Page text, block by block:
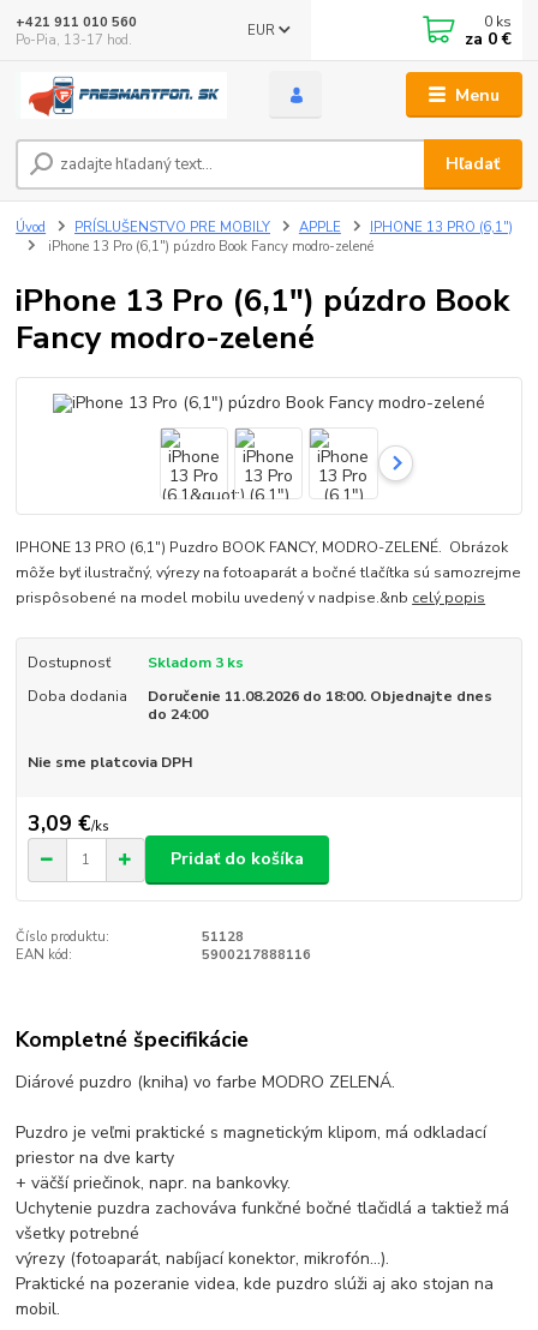
Menu
EUR
Hľadať
+421 911 010 560
Po-Pia, 13-17 hod.
0 ks
za 0 €
Úvod PRÍSLUŠENSTVO PRE MOBILY APPLE
IPHONE 13 PRO (6,1")
iPhone 13 Pro (6,1") púzdro Book Fancy modro-zelené
iPhone 13 Pro (6,1") púzdro Book
Fancy modro-zelené
IPHONE 13 PRO (6,1") Puzdro BOOK FANCY, MODRO-ZELENÉ. Obrázok
môže byť ilustračný, výrezy na fotoaparát a bočné tlačítka sú samozrejme
prispôsobené na model mobilu uvedený v nadpise.&nb celý popis
Dostupnosť
Skladom 3 ks
Doba dodania
Doručenie 11.08.2026 do 18:00. Objednajte dnes
do 24:00
Nie sme platcovia DPH
3,09 €/ks
Pridať do košíka
Číslo produktu:
51128
EAN kód:
5900217888116
Kompletné špecifikácie
Diárové puzdro (kniha) vo farbe MODRO ZELENÁ.
Puzdro je veľmi praktické s magnetickým klipom, má odkladací
priestor na dve karty
+ väčší priečinok, napr. na bankovky.
Uchytenie puzdra zachováva funkčné bočné tlačidlá a taktiež má
všetky potrebné
výrezy (fotoaparát, nabíjací konektor, mikrofón...).
Praktické na pozeranie videa, kde puzdro slúži aj ako stojan na
mobil.